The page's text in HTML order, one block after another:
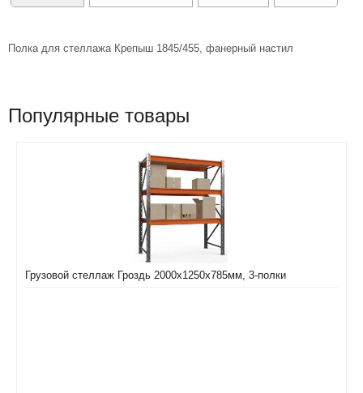
Полка для стеллажа Крепыш 1845/455, фанерный настил
Популярные товары
Грузовой стеллаж Гроздь 2000х1250х785мм, 3-полки